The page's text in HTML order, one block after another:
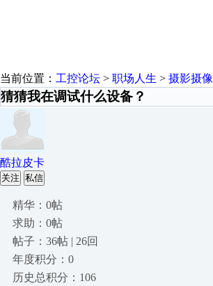
当前位置： 工控论坛 > 职场人生 > 摄影摄像
猜猜我在调试什么设备？
酷拉皮卡
关注 私信
精华：0帖
求助：0帖
帖子：36帖 | 26回
年度积分：0
历史总积分：106